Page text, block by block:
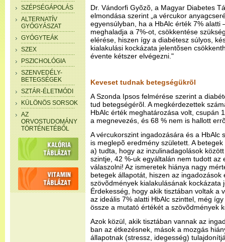
SZÉPSÉGÁPOLÁS
ALTERNATÍV
GYÓGYÁSZAT
GYÓGYTEÁK
SZEX
PSZICHOLÓGIA
SZENVEDÉLY-
BETEGSÉGEK
SZTÁR-ÉLETMÓDI
KÜLÖNÖS SORSOK
AZ
ORVOSTUDOMÁNY
TÖRTÉNETÉBŐL
Dr. Vándorfi Gyõzõ, a Magyar Diabetes
elmondása szerint „a vércukor
egyensúlyban, ha a HbAlc érték 7% alatti
meghaladja a 7%-ot, csökkentése
elérése, hiszen így a diabétesz súlyos,
kialakulási kockázata jelentõsen
évente kétszer elvégezni."
Keveset tudnak betegségükrõl
A Szonda Ipsos felmérése szerint a
tud betegségérõl. A megkérdezettek
HbAlc érték meghatározása volt, csupán
a megnevezés, és 68 % nem is hallott
A vércukorszint ingadozására és a HbAlc
is meglepõ eredmény született. A
a) tudta, hogy az inzulinadagolások
szintje, 42 %-uk egyáltalán nem tudott az
válaszolni! Az ismeretek hiánya nagy
betegek állapotát, hiszen az ingadozások
szövõdmények kialakulásának kockázata
Érdekesség, hogy akik tisztában voltak a
az ideális 7% alatti HbAlc szinttel, még
össze a mutató értékét a szövõdmények
Azok közül, akik tisztában vannak az
ban az étkezésnek, mások a mozgás
állapotnak (stressz, idegesség)